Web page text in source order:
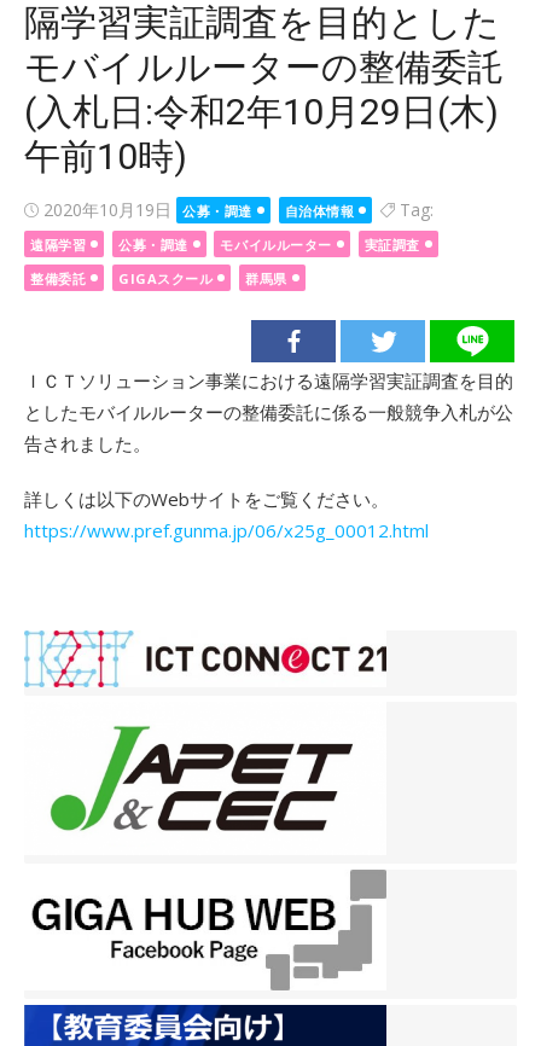
隔学習実証調査を目的とした
モバイルルーターの整備委託
(入札日:令和2年10月29日(木)
午前10時)
Posted
on
2020年10月19日 公募・調達 自治体情報 Tag:
遠隔学習 公募・調達 モバイルルーター
実証調査
整備委託
GIGAスクール 群馬県
ＩＣＴソリューション事業における遠隔学習実証調査を目的
としたモバイルルーターの整備委託に係る一般競争入札が公
告されました。
詳しくは以下のWebサイトをご覧ください。
https://www.pref.gunma.jp/06/x25g_00012.html